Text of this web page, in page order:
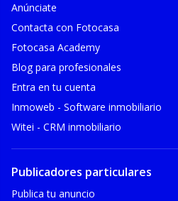
Anúnciate
Contacta con Fotocasa
Fotocasa Academy
Blog para profesionales
Entra en tu cuenta
Inmoweb - Software inmobiliario
Witei - CRM inmobiliario
Publicadores particulares
Publica tu anuncio